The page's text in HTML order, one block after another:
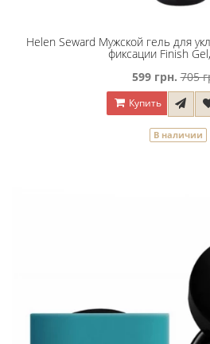
Helen Seward Мужской гель для
фиксации Finish
599 грн. 705
Купить
В наличии